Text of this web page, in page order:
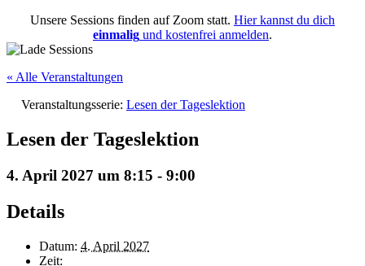
Unsere Sessions finden auf Zoom statt. Hier kannst du dich
einmalig und kostenfrei anmelden.
« Alle Veranstaltungen
Veranstaltungsserie: Lesen der Tageslektion
Lesen der Tageslektion
4. April 2027 um 8:15 - 9:00
Details
Datum: 4. April 2027
Zeit: